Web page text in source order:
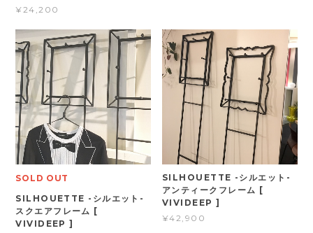
¥24,200
SOLD OUT
SILHOUETTE -シルエット-
スクエアフレーム [
VIVIDEEP ]
SILHOUETTE -シルエット-
アンティークフレーム [
VIVIDEEP ]
¥42,900